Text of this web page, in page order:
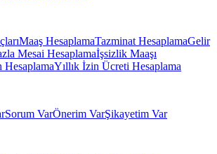
Maaş HesaplamaTazminat HesaplamaGelir
Mesai Hesaplamaİşsizlik Maaşı
HesaplamaYıllık İzin Ücreti Hesaplama
Sorum VarÖnerim VarŞikayetim Var